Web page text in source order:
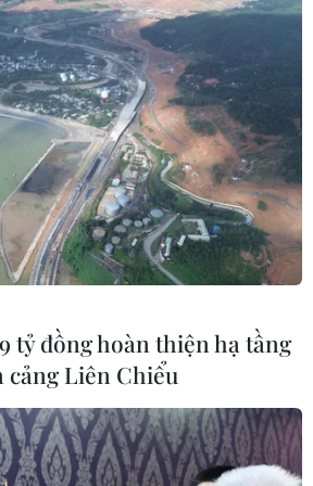
TIẾN DUẨN
THỊ TÁM, KHÚC THANH
Quy định sử dụng
Hỗ trợ
TTXVN
Quảng cáo
Thị Tám: 093.5958688, Email:
tỷ đồng hoàn thiện hạ tầng
cảng Liên Chiểu